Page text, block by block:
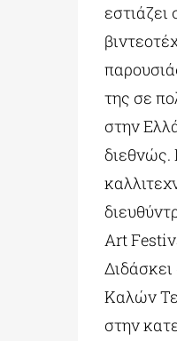
εστιάζει
της σε
στην
διεθνώς.
Art
Καλών
στην